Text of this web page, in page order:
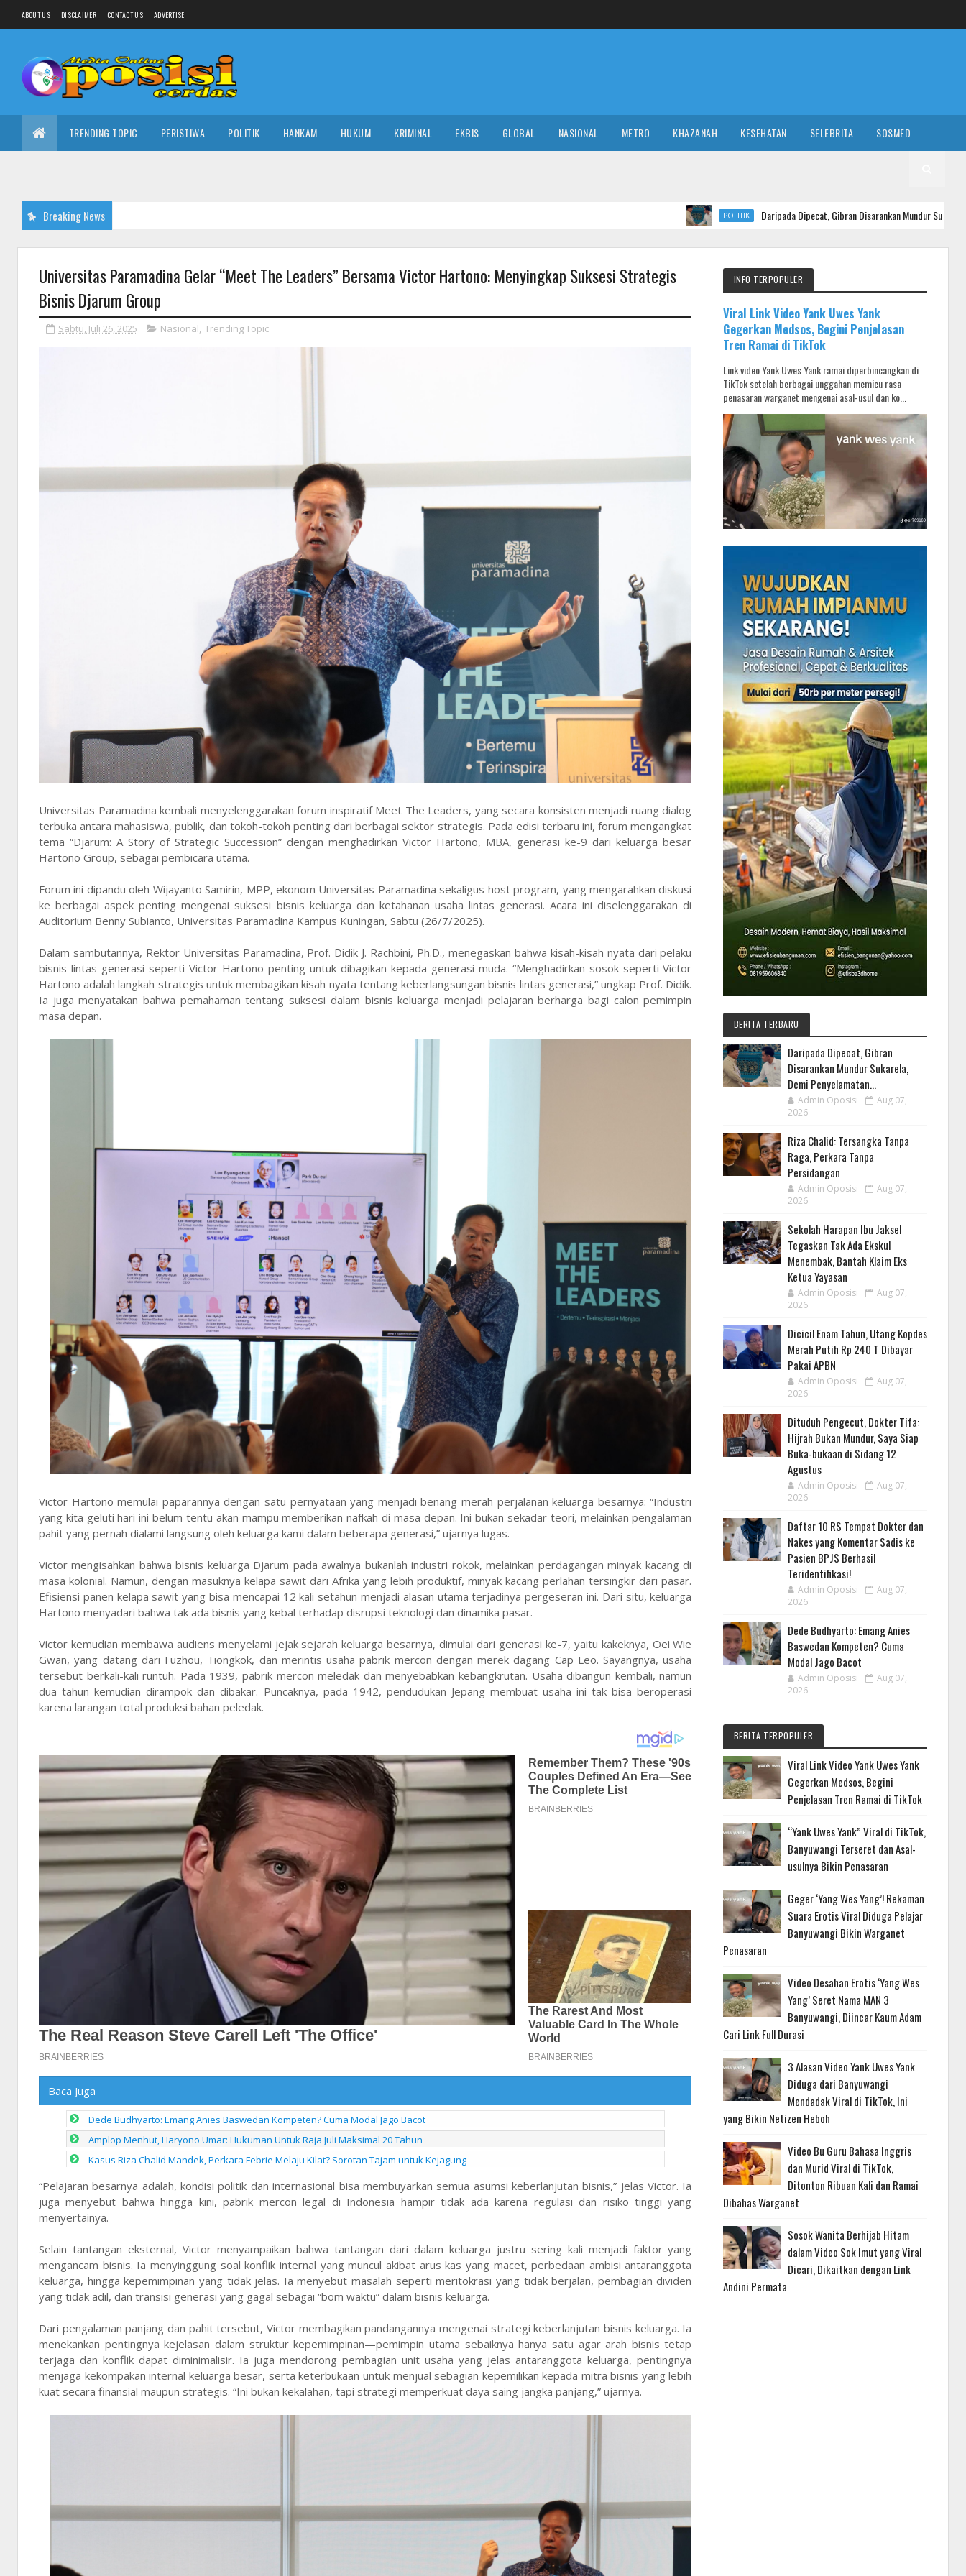
ABOUT US DISCLAIMER CONTACT US ADVERTISE
TRENDING TOPIC PERISTIWA POLITIK HANKAM HUKUM KRIMINAL EKBIS GLOBAL NASIONAL METRO KHAZANAH KESEHATAN SELEBRITA SOSMED
Breaking News Daripada Dipecat, Gibran Disarankan Mundur Sukarela, Demi
Universitas Paramadina Gelar “Meet The Leaders” Bersama Victor Hartono: Menyingkap Suksesi Strategis
Bisnis Djarum Group
Sabtu, Juli 26, 2025 Nasional, Trending Topic
Universitas Paramadina kembali menyelenggarakan forum inspiratif Meet The Leaders, yang secara konsisten menjadi ruang dialog
terbuka antara mahasiswa, publik, dan tokoh-tokoh penting dari berbagai sektor strategis. Pada edisi terbaru ini, forum mengangkat
tema “Djarum: A Story of Strategic Succession” dengan menghadirkan Victor Hartono, MBA, generasi ke-9 dari keluarga besar
Hartono Group, sebagai pembicara utama.
Forum ini dipandu oleh Wijayanto Samirin, MPP, ekonom Universitas Paramadina sekaligus host program, yang mengarahkan diskusi
ke berbagai aspek penting mengenai suksesi bisnis keluarga dan ketahanan usaha lintas generasi. Acara ini diselenggarakan di
Auditorium Benny Subianto, Universitas Paramadina Kampus Kuningan, Sabtu (26/7/2025).
Dalam sambutannya, Rektor Universitas Paramadina, Prof. Didik J. Rachbini, Ph.D., menegaskan bahwa kisah-kisah nyata dari pelaku
bisnis lintas generasi seperti Victor Hartono penting untuk dibagikan kepada generasi muda. “Menghadirkan sosok seperti Victor
Hartono adalah langkah strategis untuk membagikan kisah nyata tentang keberlangsungan bisnis lintas generasi,” ungkap Prof. Didik.
Ia juga menyatakan bahwa pemahaman tentang suksesi dalam bisnis keluarga menjadi pelajaran berharga bagi calon pemimpin
masa depan.
Victor Hartono memulai paparannya dengan satu pernyataan yang menjadi benang merah perjalanan keluarga besarnya: “Industri
yang kita geluti hari ini belum tentu akan mampu memberikan nafkah di masa depan. Ini bukan sekadar teori, melainkan pengalaman
pahit yang pernah dialami langsung oleh keluarga kami dalam beberapa generasi,” ujarnya lugas.
Victor mengisahkan bahwa bisnis keluarga Djarum pada awalnya bukanlah industri rokok, melainkan perdagangan minyak kacang di
masa kolonial. Namun, dengan masuknya kelapa sawit dari Afrika yang lebih produktif, minyak kacang perlahan tersingkir dari pasar.
Efisiensi panen kelapa sawit yang bisa mencapai 12 kali setahun menjadi alasan utama terjadinya pergeseran ini. Dari situ, keluarga
Hartono menyadari bahwa tak ada bisnis yang kebal terhadap disrupsi teknologi dan dinamika pasar.
Victor kemudian membawa audiens menyelami jejak sejarah keluarga besarnya, dimulai dari generasi ke-7, yaitu kakeknya, Oei Wie
Gwan, yang datang dari Fuzhou, Tiongkok, dan merintis usaha pabrik mercon dengan merek dagang Cap Leo. Sayangnya, usaha
tersebut berkali-kali runtuh. Pada 1939, pabrik mercon meledak dan menyebabkan kebangkrutan. Usaha dibangun kembali, namun
dua tahun kemudian dirampok dan dibakar. Puncaknya, pada 1942, pendudukan Jepang membuat usaha ini tak bisa beroperasi
karena larangan total produksi bahan peledak.
Baca Juga
Dede Budhyarto: Emang Anies Baswedan Kompeten? Cuma Modal Jago Bacot
Amplop Menhut, Haryono Umar: Hukuman Untuk Raja Juli Maksimal 20 Tahun
Kasus Riza Chalid Mandek, Perkara Febrie Melaju Kilat? Sorotan Tajam untuk Kejagung
“Pelajaran besarnya adalah, kondisi politik dan internasional bisa membuyarkan semua asumsi keberlanjutan bisnis,” jelas Victor. Ia
juga menyebut bahwa hingga kini, pabrik mercon legal di Indonesia hampir tidak ada karena regulasi dan risiko tinggi yang
menyertainya.
Selain tantangan eksternal, Victor menyampaikan bahwa tantangan dari dalam keluarga justru sering kali menjadi faktor yang
mengancam bisnis. Ia menyinggung soal konflik internal yang muncul akibat arus kas yang macet, perbedaan ambisi antaranggota
keluarga, hingga kepemimpinan yang tidak jelas. Ia menyebut masalah seperti meritokrasi yang tidak berjalan, pembagian dividen
yang tidak adil, dan transisi generasi yang gagal sebagai “bom waktu” dalam bisnis keluarga.
Dari pengalaman panjang dan pahit tersebut, Victor membagikan pandangannya mengenai strategi keberlanjutan bisnis keluarga. Ia
menekankan pentingnya kejelasan dalam struktur kepemimpinan—pemimpin utama sebaiknya hanya satu agar arah bisnis tetap
terjaga dan konflik dapat diminimalisir. Ia juga mendorong pembagian unit usaha yang jelas antaranggota keluarga, pentingnya
menjaga kekompakan internal keluarga besar, serta keterbukaan untuk menjual sebagian kepemilikan kepada mitra bisnis yang lebih
kuat secara finansial maupun strategis. “Ini bukan kekalahan, tapi strategi memperkuat daya saing jangka panjang,” ujarnya.
INFO TERPOPULER
Viral Link Video Yank Uwes Yank
Gegerkan Medsos, Begini Penjelasan
Tren Ramai di TikTok
Link video Yank Uwes Yank ramai diperbincangkan di
TikTok setelah berbagai unggahan memicu rasa
penasaran warganet mengenai asal-usul dan ko...
BERITA TERBARU
Daripada Dipecat, Gibran
Disarankan Mundur Sukarela,
Demi Penyelamatan...
Admin Oposisi
Aug 07,
2026
Riza Chalid: Tersangka Tanpa
Raga, Perkara Tanpa
Persidangan
Admin Oposisi
Aug 07,
2026
Sekolah Harapan Ibu Jaksel
Tegaskan Tak Ada Ekskul
Menembak, Bantah Klaim Eks
Ketua Yayasan
Admin Oposisi
Aug 07,
2026
Dicicil Enam Tahun, Utang Kopdes
Merah Putih Rp 240 T Dibayar
Pakai APBN
Admin Oposisi
Aug 07,
2026
Dituduh Pengecut, Dokter Tifa:
Hijrah Bukan Mundur, Saya Siap
Buka-bukaan di Sidang 12
Agustus
Admin Oposisi
Aug 07,
2026
Daftar 10 RS Tempat Dokter dan
Nakes yang Komentar Sadis ke
Pasien BPJS Berhasil
Teridentifikasi!
Admin Oposisi
Aug 07,
2026
Dede Budhyarto: Emang Anies
Baswedan Kompeten? Cuma
Modal Jago Bacot
Admin Oposisi
Aug 07,
2026
BERITA TERPOPULER
Viral Link Video Yank Uwes Yank
Gegerkan Medsos, Begini
Penjelasan Tren Ramai di TikTok
“Yank Uwes Yank” Viral di TikTok,
Banyuwangi Terseret dan Asal-
usulnya Bikin Penasaran
Geger ‘Yang Wes Yang’! Rekaman
Suara Erotis Viral Diduga Pelajar
Banyuwangi Bikin Warganet
Penasaran
Video Desahan Erotis ‘Yang Wes
Yang’ Seret Nama MAN 3
Banyuwangi, Diincar Kaum Adam
Cari Link Full Durasi
3 Alasan Video Yank Uwes Yank
Diduga dari Banyuwangi
Mendadak Viral di TikTok, Ini
yang Bikin Netizen Heboh
Video Bu Guru Bahasa Inggris
dan Murid Viral di TikTok,
Ditonton Ribuan Kali dan Ramai
Dibahas Warganet
Sosok Wanita Berhijab Hitam
dalam Video Sok Imut yang Viral
Dicari, Dikaitkan dengan Link
Andini Permata